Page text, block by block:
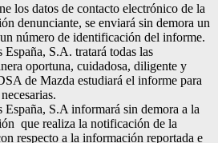
los datos de contacto electrónico de la
denunciante, se enviará sin demora un
número de identificación del informe.
S.A. tratará todas las
oportuna, cuidadosa, diligente y
de Mazda estudiará el informe para
S.A informará sin demora a la
que realiza la notificación de la
respecto a la información reportada e